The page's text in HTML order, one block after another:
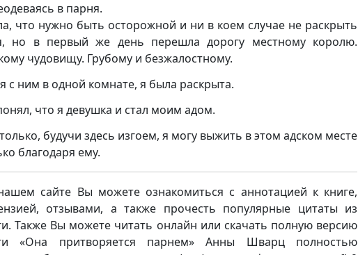
в парня.
что нужно быть осторожной и ни в коем случае не раскрыть
но в первый же день перешла дорогу местному королю.
чудовищу. Грубому и безжалостному.
с ним в одной комнате, я была раскрыта.
что я девушка и стал моим адом.
будучи здесь изгоем, я могу выжить в этом адском месте
благодаря ему.
сайте Вы можете ознакомиться с аннотацией к книге,
отзывами, а также прочесть популярные цитаты из
Также Вы можете читать онлайн или скачать полную версию
«Она притворяется парнем» Анны Шварц полностью